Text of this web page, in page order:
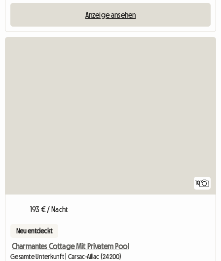
Anzeige ansehen
10
193 € / Nacht
Neu entdeckt
Charmantes Cottage Mit Privatem Pool
Gesamte Unterkunft | Carsac-Aillac (24200)